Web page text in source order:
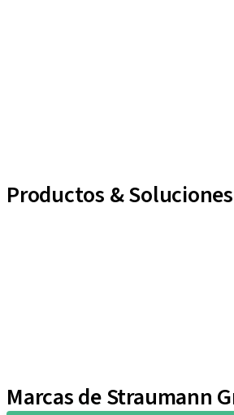
Productos & Soluciones
Marcas de Straumann